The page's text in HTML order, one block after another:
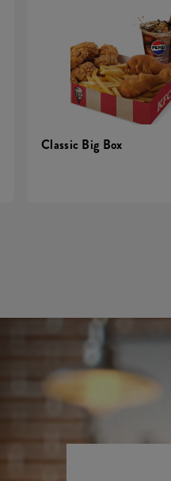
Classic Big Box